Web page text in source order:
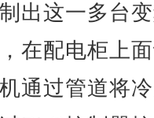
出这一多台
在配电柜上
通过管道将